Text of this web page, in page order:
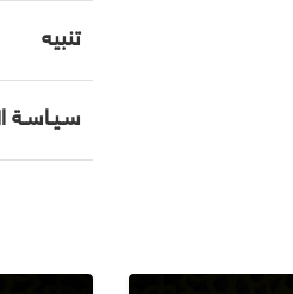
تنبيه
سـيـاسـة